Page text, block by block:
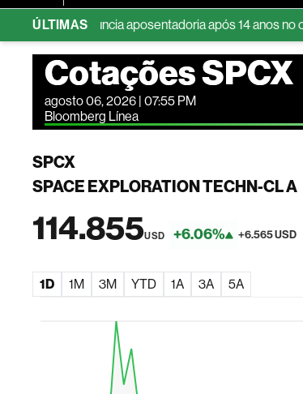
ÚLTIMAS
EUA anuncia aposentadoria após 14 anos no cargo
Cotações SPCX
agosto 06, 2026 | 07:55 PM
Bloomberg Línea
SPCX
SPACE EXPLORATION TECHN-CL A
114.855USD +6.06% +6.565 USD
1D 1M 3M YTD 1A 3A 5A